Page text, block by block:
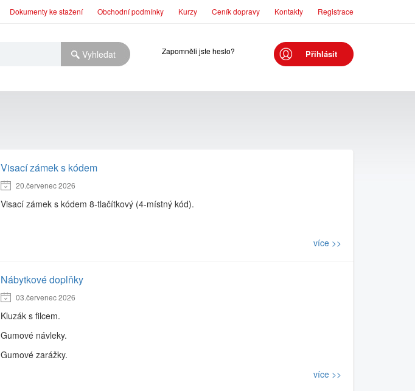
Přihlásit
Dokumenty ke stažení Obchodní podmínky Kurzy Ceník dopravy Kontakty Registrace
Zapomněli jste heslo?
Visací zámek s kódem
20.červenec 2026
Visací zámek s kódem 8-tlačítkový (4-místný kód).
více >>
Nábytkové doplňky
03.červenec 2026
Kluzák s filcem.
Gumové návleky.
Gumové zarážky.
více >>